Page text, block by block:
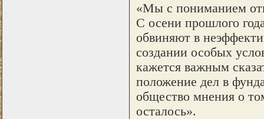
«Мы с пониманием
С осени прошлого
обвиняют в
создании особых
кажется важным
положение дел в
общество мнения о
осталось».